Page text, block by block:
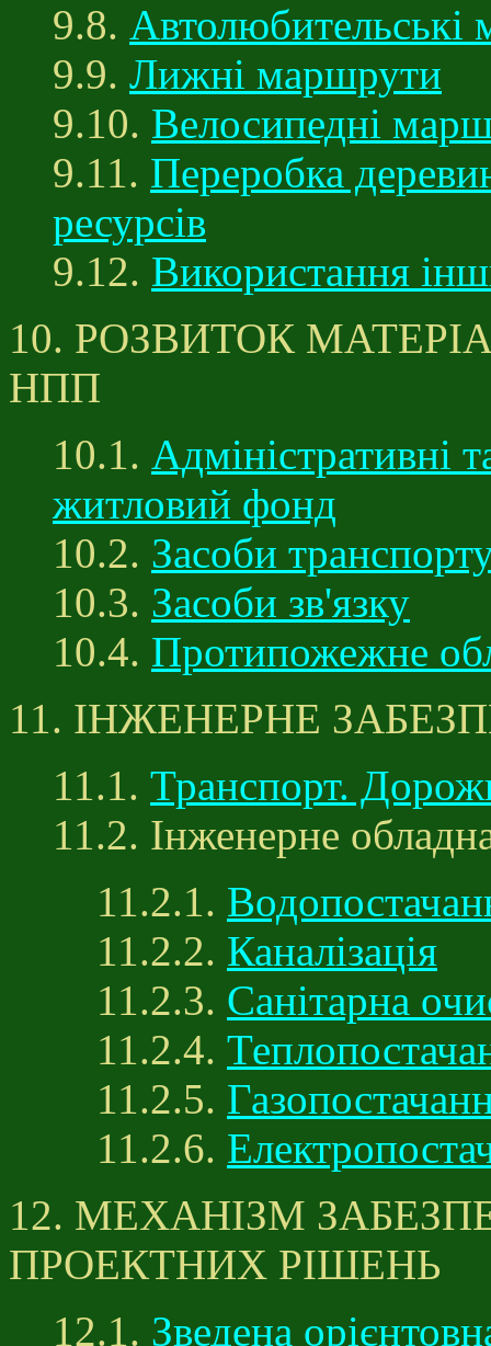
9.8. Автолюбительські
9.9. Лижні маршрути
9.10. Велосипедні
9.11. Переробка
ресурсів
9.12. Використання
10. РОЗВИТОК
НПП
10.1. Адміністративні
житловий фонд
10.2. Засоби
10.3. Засоби зв'язку
10.4. Протипожежне
11. ІНЖЕНЕРНЕ
11.1. Транспорт.
11.2. Інженерне
11.2.1.
11.2.2. Каналізація
11.2.3. Санітарна
11.2.4.
11.2.5.
11.2.6.
12. МЕХАНІЗМ
ПРОЕКТНИХ РІШЕНЬ
12.1. Зведена